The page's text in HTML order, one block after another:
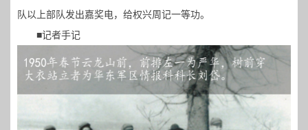
队以上部队发出嘉奖电，给权兴周记一等功。
■记者手记